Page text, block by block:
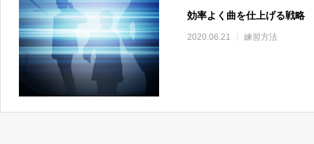
効率よく曲を仕上げる戦略
2020.06.21 練習方法